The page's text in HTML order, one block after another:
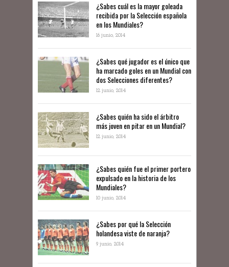
​​¿Sabes cuál es la mayor goleada
recibida por la Selección española
en los Mundiales?
16 junio, 2014
¿Sabes qué jugador es el único que
ha marcado goles en un Mundial con
dos Selecciones diferentes?
12 junio, 2014
¿Sabes quién ha sido el árbitro
más joven en pitar en un Mundial?
12 junio, 2014
¿Sabes quién fue el primer portero
expulsado en la historia de los
Mundiales?
10 junio, 2014
​¿Sabes por qué la Selección
holandesa viste de naranja?
9 junio, 2014